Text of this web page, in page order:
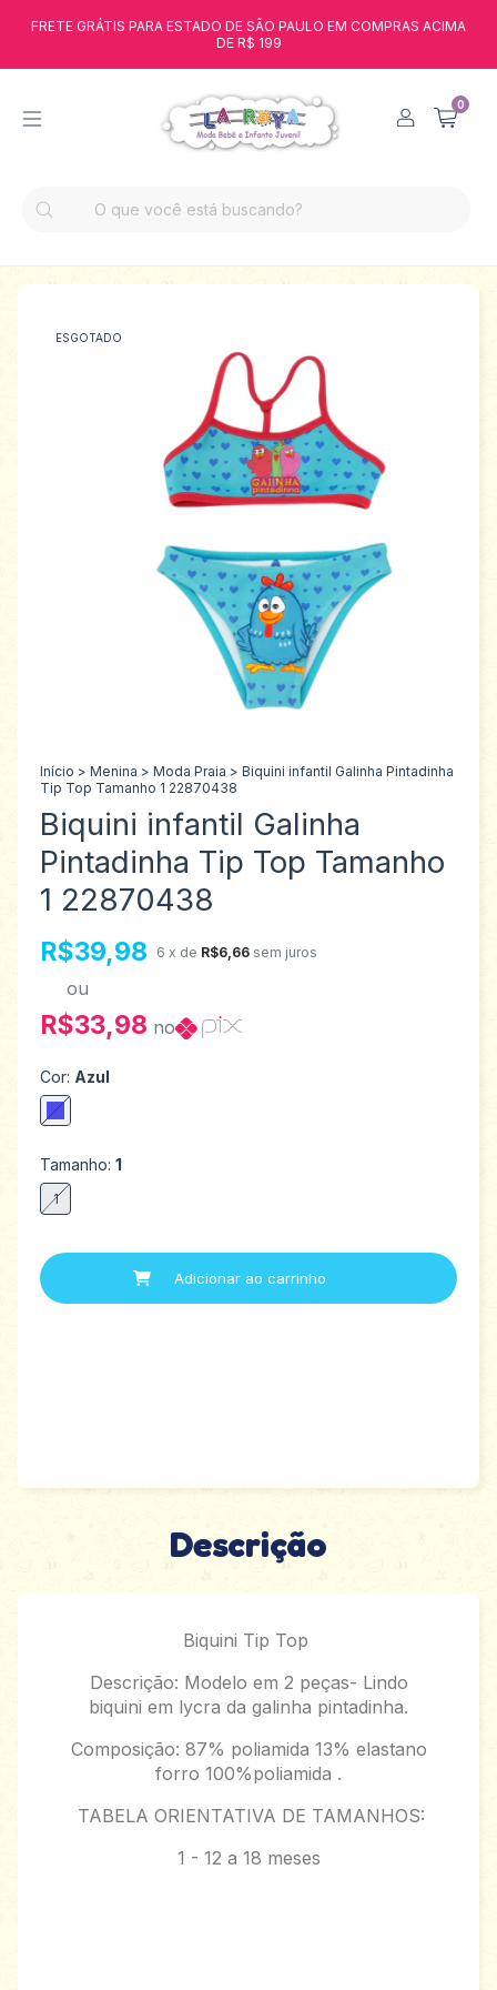
FRETE GRÁTIS PARA ESTADO DE SÃO PAULO EM COMPRAS ACIMA
DE R$ 199
0
ESGOTADO
Início > Menina > Moda Praia > Biquini infantil Galinha Pintadinha
Tip Top Tamanho 1 22870438
Biquini infantil Galinha
Pintadinha Tip Top Tamanho
1 22870438
R$39,98 6 x de R$6,66 sem juros
ou
R$33,98 no
Cor: Azul
Tamanho: 1
1
Descrição
Biquini Tip Top
Descrição: Modelo em 2 peças- Lindo
biquini em lycra da galinha pintadinha.
Composição: 87% poliamida 13% elastano
forro 100%poliamida .
TABELA ORIENTATIVA DE TAMANHOS:
1 - 12 a 18 meses